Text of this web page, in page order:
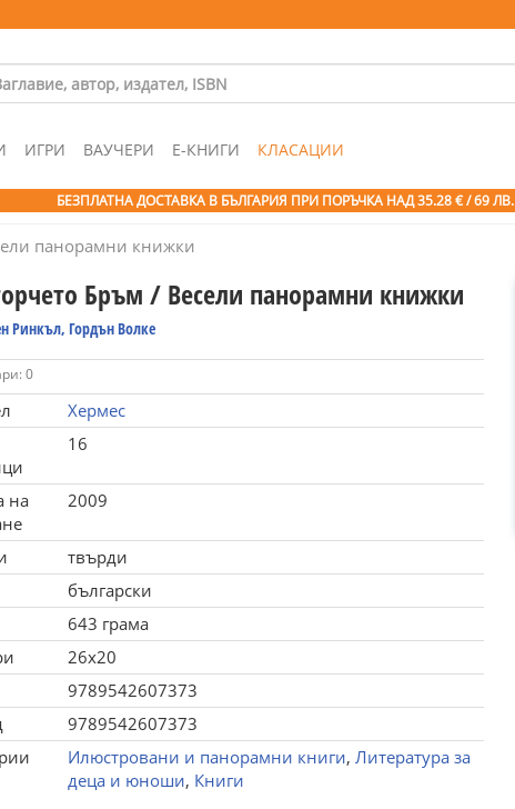
ИГРИ ВАУЧЕРИ Е-КНИГИ КЛАСАЦИИ
БЕЗПЛАТНА ДОСТАВКА В БЪЛГАРИЯ ПРИ ПОРЪЧКА НАД 35.28 € / 69 ЛВ.
панорамни книжки
Бръм / Весели панорамни книжки
Ринкъл, Гордън Волке
0
Хермес
16
на
2009
твърди
български
643 грама
26x20
9789542607373
9789542607373
Илюстровани и панорамни книги, Литература за
деца и юноши, Книги